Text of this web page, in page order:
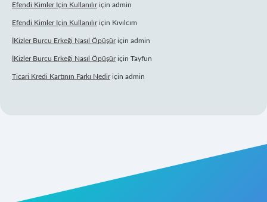
Efendi Kimler Için Kullanılıriçin admin
Efendi Kimler Için Kullanılıriçin Kıvılcım
İKizler Burcu Erkeği Nasıl Öpüşüriçin admin
İKizler Burcu Erkeği Nasıl Öpüşüriçin Tayfun
Ticari Kredi Kartının Farkı Nediriçin admin